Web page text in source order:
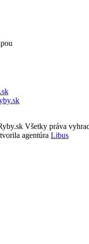
Všetky práva
agentúra Libus